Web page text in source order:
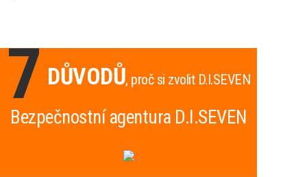
7 DŮVODŮ, proč si zvolit D.I.SEVEN
Bezpečnostní agentura D.I.SEVEN